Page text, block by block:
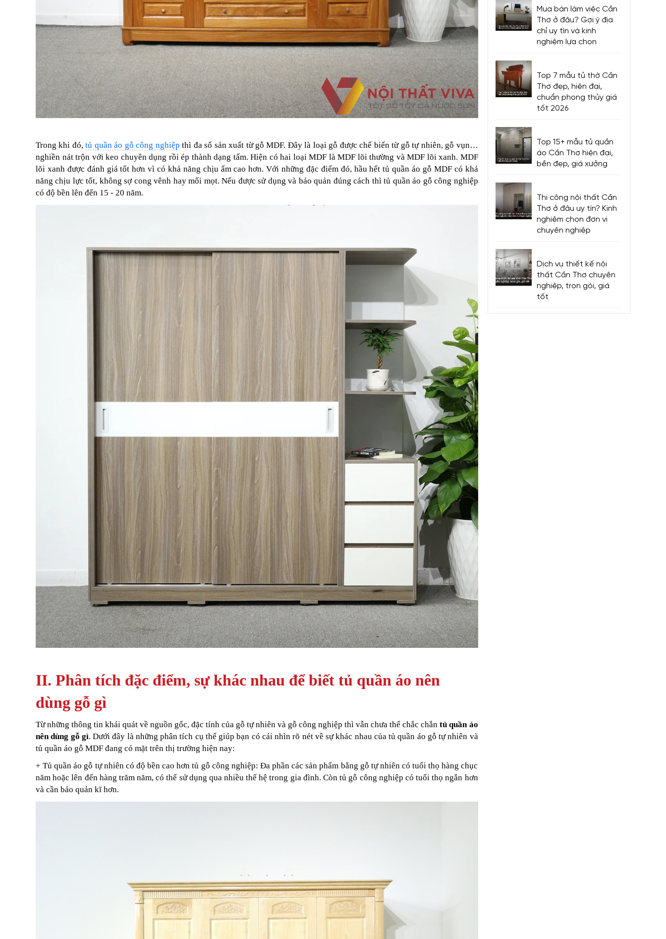
Trong khi đó,tủ quần áo gỗ công nghiệp thì đa số sản xuất từ gỗ MDF. Đây là loại gỗ được chế biến từ gỗ tự nhiên, gỗ vụn…
nghiền nát trộn với keo chuyên dụng rồi ép thành dạng tấm. Hiện có hai loại MDF là MDF lõi thường và MDF lõi xanh. MDF
lõi xanh được đánh giá tốt hơn vì có khả năng chịu ẩm cao hơn. Với những đặc điểm đó, hầu hết tủ quần áo gỗ MDF có khả
năng chịu lực tốt, không sợ cong vênh hay mối mọt. Nếu được sử dụng và bảo quản đúng cách thì tủ quần áo gỗ công nghiệp
có độ bền lên đến 15 - 20 năm.
II. Phân tích đặc điểm, sự khác nhau để biết tủ quần áo nên
dùng gỗ gì
Từ những thông tin khái quát về nguồn gốc, đặc tính của gỗ tự nhiên và gỗ công nghiệp thì vẫn chưa thể chắc chắntủ quần áo
nên dùng gỗ gì. Dưới đây là những phân tích cụ thể giúp bạn có cái nhìn rõ nét về sự khác nhau của tủ quần áo gỗ tự nhiên và
tủ quần áo gỗ MDF đang có mặt trên thị trường hiện nay:
+ Tủ quần áo gỗ tự nhiên có độ bền cao hơn tủ gỗ công nghiệp: Đa phần các sản phẩm bằng gỗ tự nhiên có tuổi thọ hàng chục
năm hoặc lên đến hàng trăm năm, có thể sử dụng qua nhiều thế hệ trong gia đình. Còn tủ gỗ công nghiệp có tuổi thọ ngắn hơn
và cần bảo quản kĩ hơn.
Mua bàn làm việc Cần
Thơ ở đâu? Gợi ý địa
chỉ uy tín và kinh
nghiệm lựa chọn
Top 7 mẫu tủ thờ Cần
Thơ đẹp, hiện đại,
chuẩn phong thủy giá
tốt 2026
Top 15+ mẫu tủ quần
áo Cần Thơ hiện đại,
bền đẹp, giá xưởng
Thi công nội thất Cần
Thơ ở đâu uy tín? Kinh
nghiệm chọn đơn vị
chuyên nghiệp
Dịch vụ thiết kế nội
thất Cần Thơ chuyên
nghiệp, trọn gói, giá
tốt